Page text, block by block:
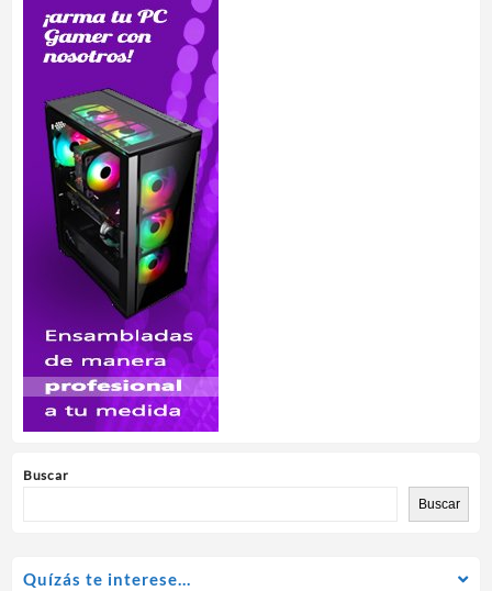
Buscar
Buscar
Quízás te interese…